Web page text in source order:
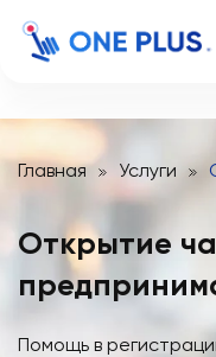
Главная Услуги
Открытие
Помощь в